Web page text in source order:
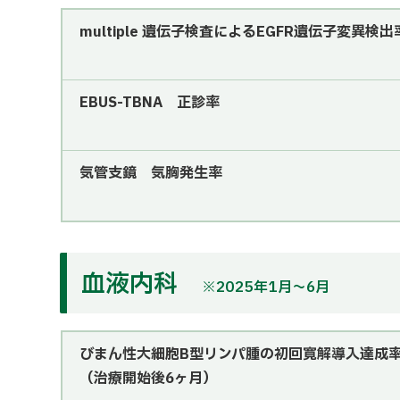
multiple 遺伝子検査によるEGFR遺伝子変異検出
EBUS-TBNA 正診率
気管支鏡 気胸発生率
血液内科 ※2025年1月～6月
びまん性大細胞B型リンパ腫の初回寛解導入達成
（治療開始後6ヶ月）